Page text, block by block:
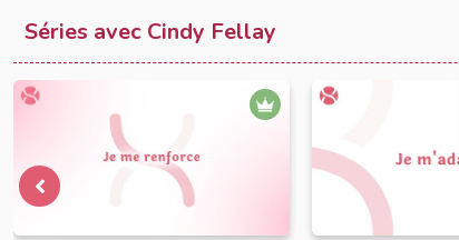
Séries avec Cindy Fellay